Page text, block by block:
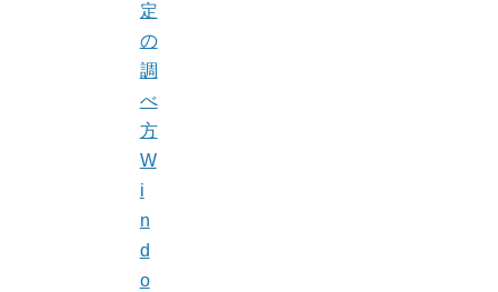
定
の
調
べ
方
W
i
n
d
o